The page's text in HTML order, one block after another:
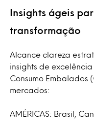
Insights ágeis
transformação
Alcance clareza
insights de
Consumo Embalados
mercados:
AMÉRICAS: Brasil,